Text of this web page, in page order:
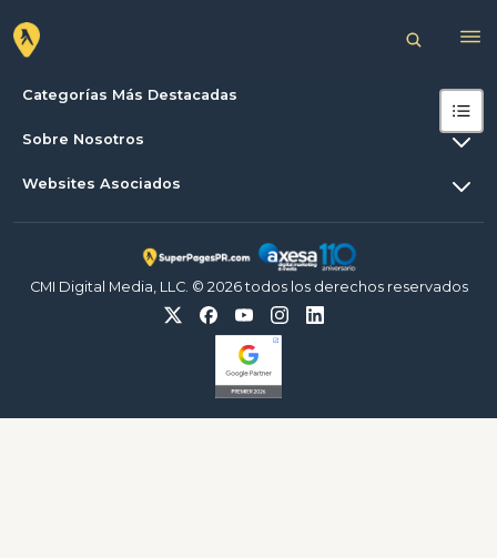
Categorías Más Destacadas
Sobre Nosotros
Websites Asociados
CMI Digital Media, LLC. © 2026 todos los derechos reservados